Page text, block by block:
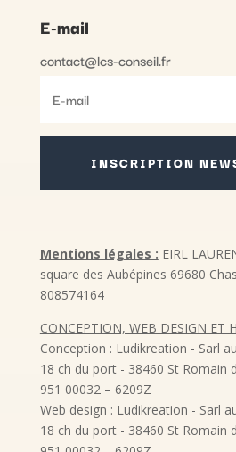
E-mail
contact@lcs-conseil.fr
INSCRIPTION
Mentions légales : EIRL
square des Aubépines 69680
808574164
CONCEPTION, WEB DESIGN ET
Conception : Ludikreation - Sarl
18 ch du port - 38460 St Romain
951 00032 – 6209Z
Web design : Ludikreation - Sarl
18 ch du port - 38460 St Romain